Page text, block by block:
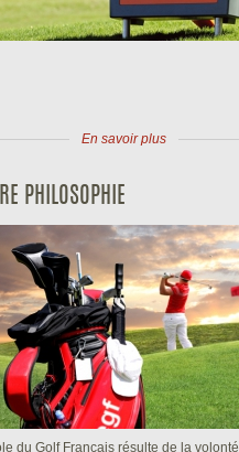
En savoir plus
PHILOSOPHIE
du Golf Français résulte de la volonté